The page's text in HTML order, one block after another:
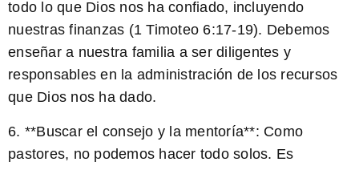
todo lo que Dios nos ha confiado, incluyendo
nuestras finanzas (1 Timoteo 6:17-19). Debemos
enseñar a nuestra familia a ser diligentes y
responsables en la administración de los recursos
que Dios nos ha dado.
6. **Buscar el consejo y la mentoría**: Como
pastores, no podemos hacer todo solos. Es